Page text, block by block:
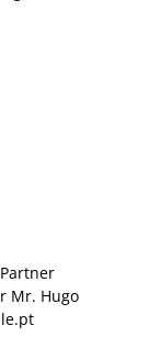
Mr. Hugo